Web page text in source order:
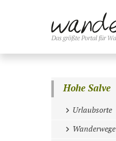
Hohe Salve
Urlaubsorte
Wanderwege